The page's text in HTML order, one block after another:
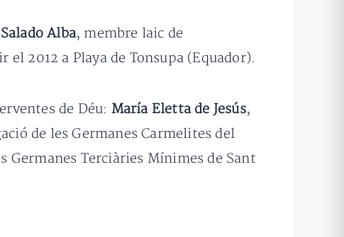
Alba, membre laic de
2012 a Playa de Tonsupa (Equador).
de Déu: María Eletta de Jesús,
de les Germanes Carmelites del
Germanes Terciàries Mínimes de Sant